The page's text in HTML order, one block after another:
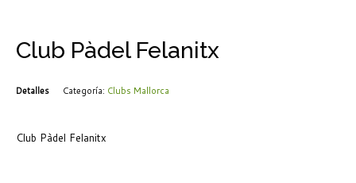
Club Pàdel Felanitx
Detalles Categoría: Clubs Mallorca
Club Pàdel Felanitx